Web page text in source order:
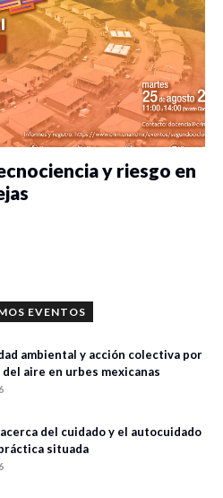
y riesgo en
EVENTOS
ambiental y acción colectiva por
del aire en urbes mexicanas
del cuidado y el autocuidado
situada